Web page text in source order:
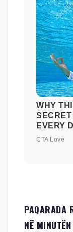
PAQARADA
NË